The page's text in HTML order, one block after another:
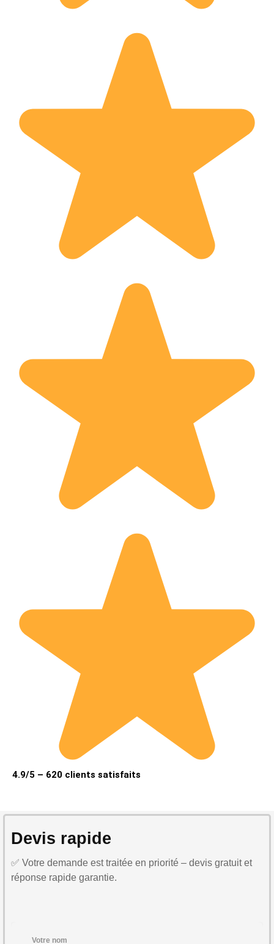
4.9/5 – 620 clients satisfaits
Devis rapide
✅ Votre demande est traitée en priorité – devis gratuit et
réponse rapide garantie.
Votre nom